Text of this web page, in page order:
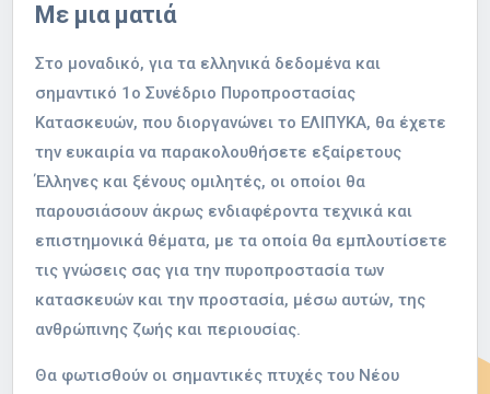
Με μια ματιά
Στο μοναδικό, για τα ελληνικά δεδομένα και
σημαντικό 1ο Συνέδριο Πυροπροστασίας
Κατασκευών, που διοργανώνει το ΕΛΙΠΥΚΑ, θα έχετε
την ευκαιρία να παρακολουθήσετε εξαίρετους
Έλληνες και ξένους ομιλητές, οι οποίοι θα
παρουσιάσουν άκρως ενδιαφέροντα τεχνικά και
επιστημονικά θέματα, με τα οποία θα εμπλουτίσετε
τις γνώσεις σας για την πυροπροστασία των
κατασκευών και την προστασία, μέσω αυτών, της
ανθρώπινης ζωής και περιουσίας.
Θα φωτισθούν οι σημαντικές πτυχές του Νέου